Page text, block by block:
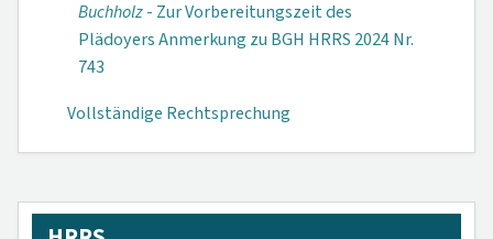
Buchholz- Zur Vorbereitungszeit des
Plädoyers Anmerkung zu BGH HRRS 2024 Nr.
743
Vollständige Rechtsprechung